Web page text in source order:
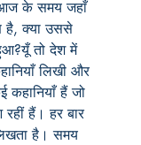
के समय जहाँ
है,क्या उससे
तो देश में
लिखी और
कहानियाँ हैं जो
हैं। हर बार
है। समय